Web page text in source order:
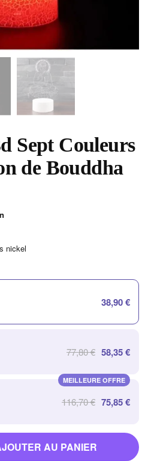
Sept Couleurs
de Bouddha
nickel
38,90 €
77,80 € 58,35 €
MEILLEURE OFFRE
116,70 € 75,85 €
AU PANIER